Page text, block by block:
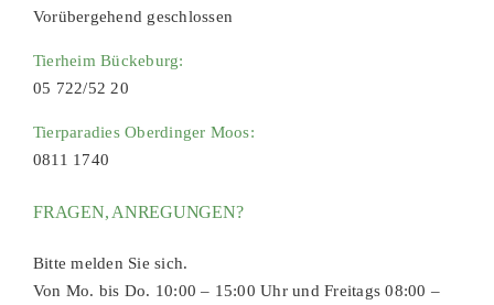
Vorübergehend geschlossen
Tierheim Bückeburg:
05 722/52 20
Tierparadies Oberdinger Moos:
0811 1740
FRAGEN, ANREGUNGEN?
Bitte melden Sie sich.
Von Mo. bis Do. 10:00 – 15:00 Uhr und Freitags 08:00 –